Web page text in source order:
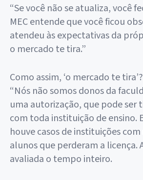
“Se você não se atualiza, você
MEC entende que você ficou
atendeu às expectativas da
o mercado te tira.”
Como assim, ‘o mercado te
“Nós não somos donos da
uma autorização, que pode ser
com toda instituição de ensino.
houve casos de instituições
alunos que perderam a licença.
avaliada o tempo inteiro.